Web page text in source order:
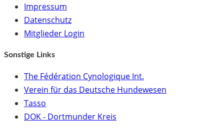
Impressum
Datenschutz
Mitglieder Login
Sonstige Links
The Fédération Cynologique Int.
Verein für das Deutsche Hundewesen
Tasso
DOK - Dortmunder Kreis